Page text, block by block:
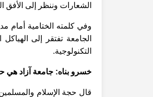
الشعارات وننظر إلى الأفق
وفي كلمته الختامية أمام
الجامعة تفتقر إلى
التكنولوجية.
خسرو بناه: جامعة آزاد
قال حجة الإسلام